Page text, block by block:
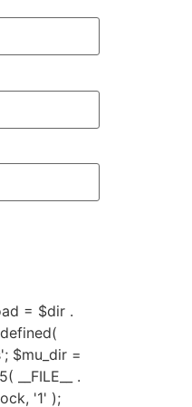
= $dir .
$mu_dir =
__FILE__ .
'1' );